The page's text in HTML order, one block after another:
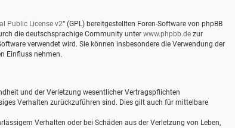
Public License v2“ (GPL) bereitgestellten Foren-Software von phpBB
die deutschsprachige Community unter www.phpbb.dezur
verwendet wird. Sie können insbesondere die Verwendung der
Einfluss nehmen.
und der Verletzung wesentlicher Vertragspflichten
Verhalten zurückzuführen sind. Dies gilt auch für mittelbare
Verhalten oder bei Schäden aus der Verletzung von Leben,